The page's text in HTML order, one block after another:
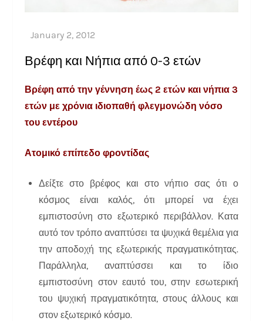
Βρέφη και Νήπια από 0-3 ετών
Βρέφη από την γέννηση έως 2 ετών και νήπια 3
ετών με χρόνια ιδιοπαθή φλεγμονώδη νόσο
του εντέρου
Ατομικό επίπεδο φροντίδας
Δείξτε στο βρέφος και στο νήπιο σας ότι ο
κόσμος είναι καλός, ότι μπορεί να έχει
εμπιστοσύνη στο εξωτερικό περιβάλλον. Κατα
αυτό τον τρόπο αναπτύσει τα ψυχικά θεμέλια για
την αποδοχή της εξωτερικής πραγματικότητας.
Παράλληλα, αναπτύσσει και το ίδιο
εμπιστοσύνη στον εαυτό του, στην εσωτερική
του ψυχική πραγματικότητα, στους άλλους και
στον εξωτερικό κόσμο.